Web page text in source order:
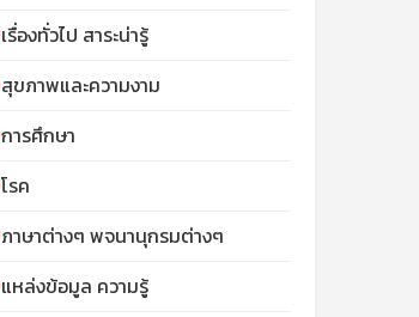
เรื่องทั่วไป สาระน่ารู้
สุขภาพและความงาม
การศึกษา
โรค
ภาษาต่างๆ พจนานุกรมต่างๆ
แหล่งข้อมูล ความรู้